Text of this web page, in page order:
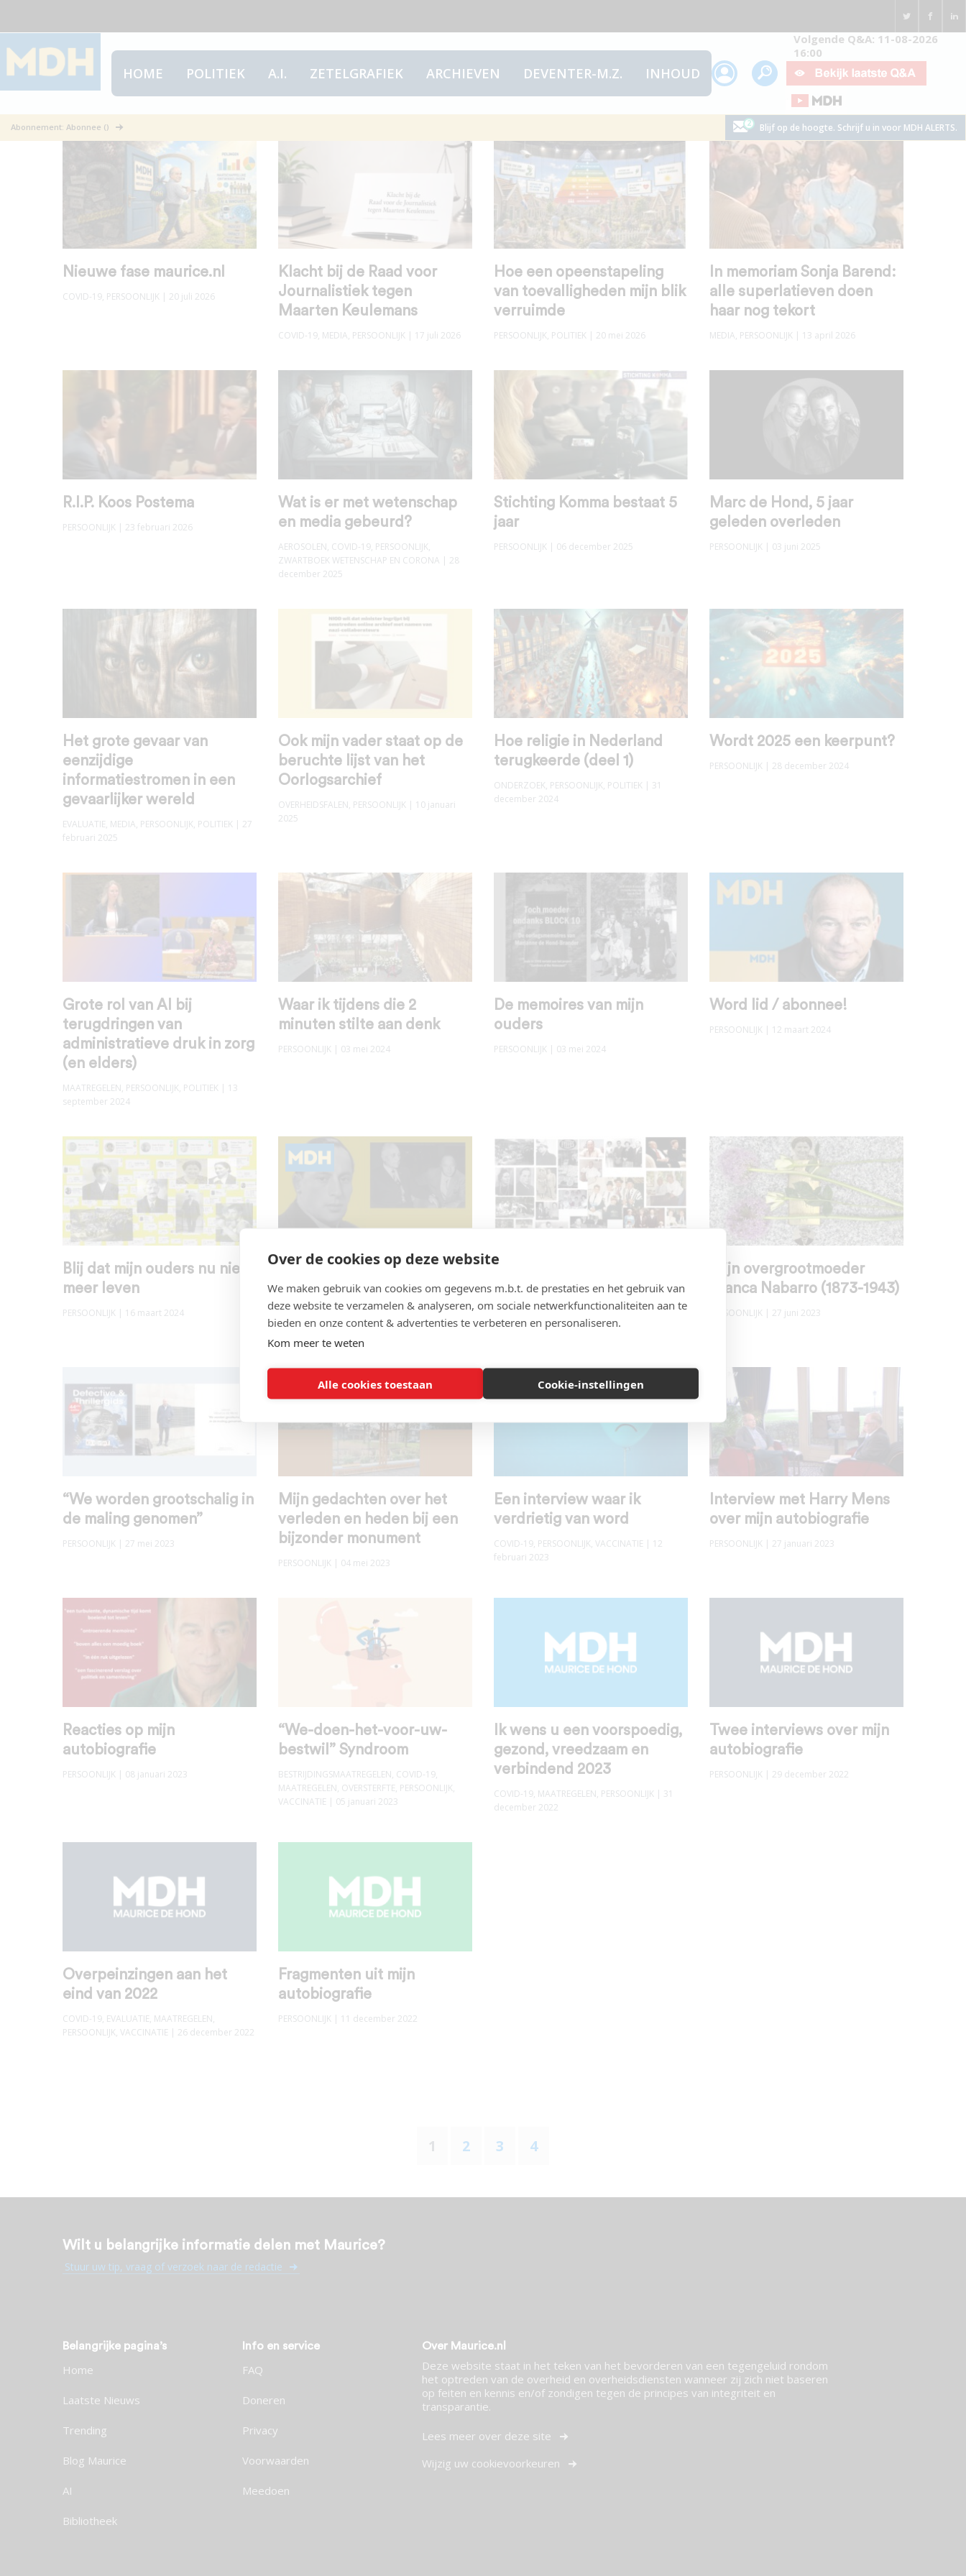
Over de cookies op deze website
We maken gebruik van cookies om gegevens m.b.t. de prestaties en het gebruik van
deze website te verzamelen & analyseren, om sociale netwerkfunctionaliteiten aan te
bieden en onze content & advertenties te verbeteren en personaliseren.
Kom meer te weten
Alle cookies toestaan Cookie-instellingen
HOME POLITIEK A.I. ZETELGRAFIEK ARCHIEVEN DEVENTER-M.Z. INHOUD
Volgende Q&A: 11-08-2026
16:00
Abonnement: Abonnee () Blijf op de hoogte. Schrijf u in voor MDH ALERTS.
Persoonlijk
Nieuwe fase maurice.nl
COVID-19, PERSOONLIJK | 20 juli 2026
Klacht bij de Raad voor
Journalistiek tegen
Maarten Keulemans
COVID-19, MEDIA, PERSOONLIJK | 17 juli 2026
Hoe een opeenstapeling
van toevalligheden mijn blik
verruimde
PERSOONLIJK, POLITIEK | 20 mei 2026
In memoriam Sonja Barend:
alle superlatieven doen
haar nog tekort
MEDIA, PERSOONLIJK | 13 april 2026
R.I.P. Koos Postema
PERSOONLIJK | 23 februari 2026
Wat is er met wetenschap
en media gebeurd?
AEROSOLEN, COVID-19, PERSOONLIJK,
ZWARTBOEK WETENSCHAP EN CORONA | 28
december 2025
Stichting Komma bestaat 5
jaar
PERSOONLIJK | 06 december 2025
Marc de Hond, 5 jaar
geleden overleden
PERSOONLIJK | 03 juni 2025
Het grote gevaar van
eenzijdige
informatiestromen in een
gevaarlijker wereld
EVALUATIE, MEDIA, PERSOONLIJK, POLITIEK | 27
februari 2025
Ook mijn vader staat op de
beruchte lijst van het
Oorlogsarchief
OVERHEIDSFALEN, PERSOONLIJK | 10 januari
2025
Hoe religie in Nederland
terugkeerde (deel 1)
ONDERZOEK, PERSOONLIJK, POLITIEK | 31
december 2024
Wordt 2025 een keerpunt?
PERSOONLIJK | 28 december 2024
Grote rol van AI bij
terugdringen van
administratieve druk in zorg
(en elders)
MAATREGELEN, PERSOONLIJK, POLITIEK | 13
september 2024
Waar ik tijdens die 2
minuten stilte aan denk
PERSOONLIJK | 03 mei 2024
De memoires van mijn
ouders
PERSOONLIJK | 03 mei 2024
Word lid / abonnee!
PERSOONLIJK | 12 maart 2024
Blij dat mijn ouders nu niet
meer leven
PERSOONLIJK | 16 maart 2024
Trots en verbijstering
PERSOONLIJK| 13 januari 2024
22 jaar geleden overleed
mijn vader, Salomon de
Hond
PERSOONLIJK
Mijn overgrootmoeder
Branca Nabarro (1873-1943)
PERSOONLIJK | 27 juni 2023
“We worden grootschalig in
de maling genomen”
PERSOONLIJK | 27 mei 2023
Mijn gedachten over het
verleden en heden bij een
bijzonder monument
PERSOONLIJK | 04 mei 2023
Een interview waar ik
verdrietig van word
COVID-19, PERSOONLIJK, VACCINATIE | 12
februari 2023
Interview met Harry Mens
over mijn autobiografie
PERSOONLIJK | 27 januari 2023
Reacties op mijn
autobiografie
PERSOONLIJK | 08 januari 2023
“We-doen-het-voor-uw-
bestwil” Syndroom
BESTRIJDINGSMAATREGELEN, COVID-19,
MAATREGELEN, OVERSTERFTE, PERSOONLIJK,
VACCINATIE | 05 januari 2023
Ik wens u een voorspoedig,
gezond, vreedzaam en
verbindend 2023
COVID-19, MAATREGELEN, PERSOONLIJK | 31
december 2022
Twee interviews over mijn
autobiografie
PERSOONLIJK | 29 december 2022
Overpeinzingen aan het
eind van 2022
COVID-19, EVALUATIE, MAATREGELEN,
PERSOONLIJK, VACCINATIE | 26 december 2022
Fragmenten uit mijn
autobiografie
PERSOONLIJK | 11 december 2022
1 2 3 4
Wilt u belangrijke informatie delen met Maurice?
Stuur uw tip, vraag of verzoek naar de redactie
Belangrijke pagina’s
Home
Laatste Nieuws
Trending
Blog Maurice
AI
Bibliotheek
Info en service
FAQ
Doneren
Privacy
Voorwaarden
Meedoen
Over Maurice.nl
Deze website staat in het teken van het bevorderen van een tegengeluid rondom
het optreden van de overheid en overheidsdiensten wanneer zij zich niet baseren
op feiten en kennis en/of zondigen tegen de principes van integriteit en
transparantie.
Lees meer over deze site
Wijzig uw cookievoorkeuren